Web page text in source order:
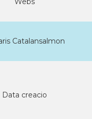
Catalansalmon
Data creacio